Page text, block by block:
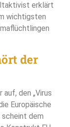
erklärt
wichtigsten
der
den „Virus
Europäische
scheint dem